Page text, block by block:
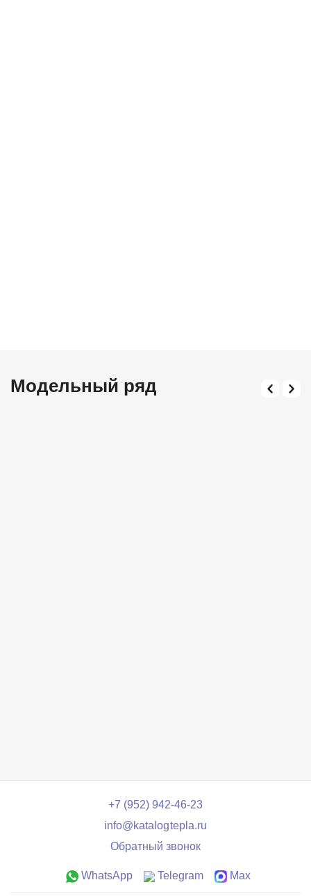
Модельный ряд
+7 (952) 942-46-23
info@katalogtepla.ru
Обратный звонок
WhatsApp Telegram Max